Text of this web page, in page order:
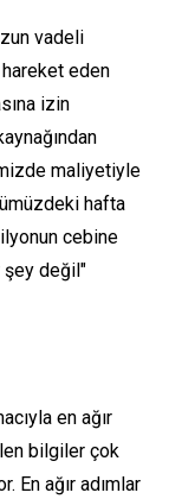
vadeli
hareket eden
izin
maliyetiyle
hafta
cebine
değil"
en ağır
bilgiler çok
En ağır adımlar